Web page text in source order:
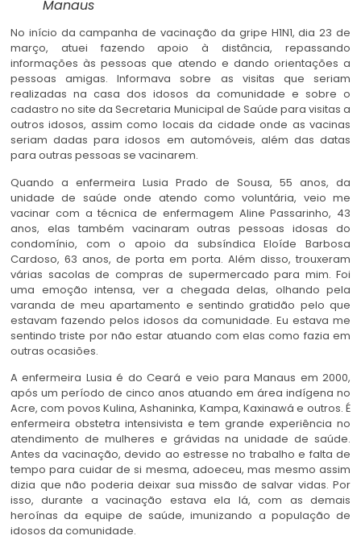
Manaus
No início da campanha de vacinação da gripe H1N1, dia 23 de
março, atuei fazendo apoio à distância, repassando
informações às pessoas que atendo e dando orientações a
pessoas amigas. Informava sobre as visitas que seriam
realizadas na casa dos idosos da comunidade e sobre o
cadastro no site da Secretaria Municipal de Saúde para visitas a
outros idosos, assim como locais da cidade onde as vacinas
seriam dadas para idosos em automóveis, além das datas
para outras pessoas se vacinarem.
Quando a enfermeira Lusia Prado de Sousa, 55 anos, da
unidade de saúde onde atendo como voluntária, veio me
vacinar com a técnica de enfermagem Aline Passarinho, 43
anos, elas também vacinaram outras pessoas idosas do
condomínio, com o apoio da subsíndica Eloíde Barbosa
Cardoso, 63 anos, de porta em porta. Além disso, trouxeram
várias sacolas de compras de supermercado para mim. Foi
uma emoção intensa, ver a chegada delas, olhando pela
varanda de meu apartamento e sentindo gratidão pelo que
estavam fazendo pelos idosos da comunidade. Eu estava me
sentindo triste por não estar atuando com elas como fazia em
outras ocasiões.
A enfermeira Lusia é do Ceará e veio para Manaus em 2000,
após um período de cinco anos atuando em área indígena no
Acre, com povos Kulina, Ashaninka, Kampa, Kaxinawá e outros. É
enfermeira obstetra intensivista e tem grande experiência no
atendimento de mulheres e grávidas na unidade de saúde.
Antes da vacinação, devido ao estresse no trabalho e falta de
tempo para cuidar de si mesma, adoeceu, mas mesmo assim
dizia que não poderia deixar sua missão de salvar vidas. Por
isso, durante a vacinação estava ela lá, com as demais
heroínas da equipe de saúde, imunizando a população de
idosos da comunidade.